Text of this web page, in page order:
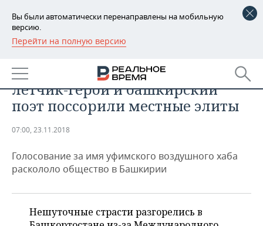
Вы были автоматически перенаправлены на мобильную
версию.
Перейти на полную версию
РЕГИОНЫ
БАШКОРТОСТАН
ТАТАРСТАН
НОВОСТИ
АНАЛИТИКА
ДЕКЛАРАЦИИ О ДОХОДАХ
КОРОЛИ ГОСЗАКАЗА ПФО
НОВОСТИ ЭКОНОМИКИ
ПРОМЫШЛЕННОСТЬ
АГРОПРОМ
НЕДВИЖИМОСТЬ
Аэропорт преткновения: как
летчик-герой и башкирский
поэт поссорили местные элиты
07:00, 23.11.2018
Голосование за имя уфимского воздушного хаба
раскололо общество в Башкирии
Нешуточные страсти разгорелись в